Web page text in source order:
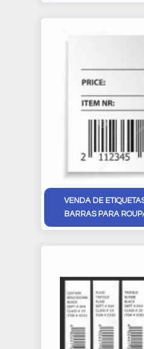
VENDA DE
BARRAS PARA